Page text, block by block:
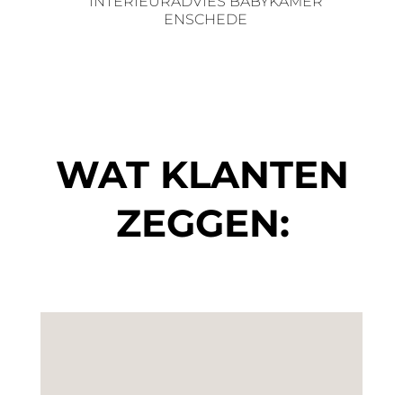
ENSCHEDE
WAT KLANTEN
ZEGGEN: